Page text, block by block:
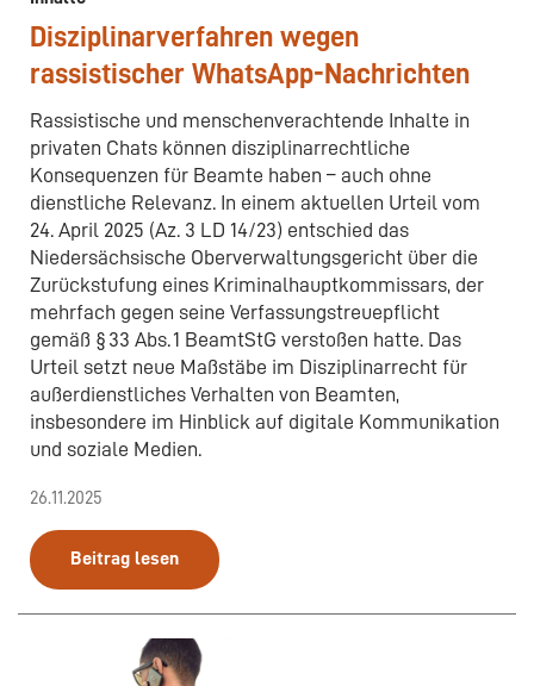
Disziplinarverfahren wegen
rassistischer WhatsApp-Nachrichten
Rassistische und menschenverachtende Inhalte in
privaten Chats können disziplinarrechtliche
Konsequenzen für Beamte haben – auch ohne
dienstliche Relevanz. In einem aktuellen Urteil vom
24. April 2025 (Az. 3 LD 14/23) entschied das
Niedersächsische Oberverwaltungsgericht über die
Zurückstufung eines Kriminalhauptkommissars, der
mehrfach gegen seine Verfassungstreuepflicht
gemäß § 33 Abs. 1 BeamtStG verstoßen hatte. Das
Urteil setzt neue Maßstäbe im Disziplinarrecht für
außerdienstliches Verhalten von Beamten,
insbesondere im Hinblick auf digitale Kommunikation
und soziale Medien.
26.11.2025
Beitrag lesen